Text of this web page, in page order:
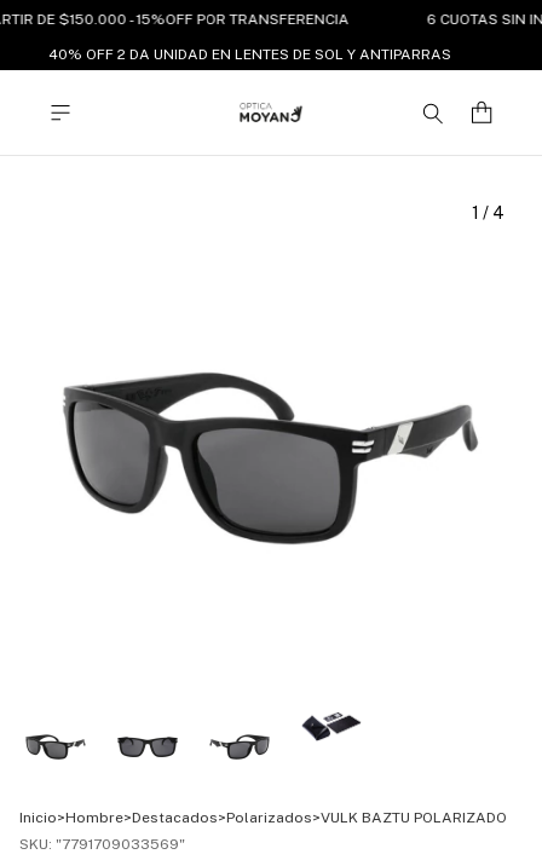
DE $150.000 - 15%OFF POR TRANSFERENCIA 6 CUOTAS SIN
40% OFF 2 DA UNIDAD EN LENTES DE SOL Y ANTIPARRAS
1 / 4
Inicio>Hombre>Destacados>Polarizados>VULK BAZTU POLARIZADO
SKU: "7791709033569"